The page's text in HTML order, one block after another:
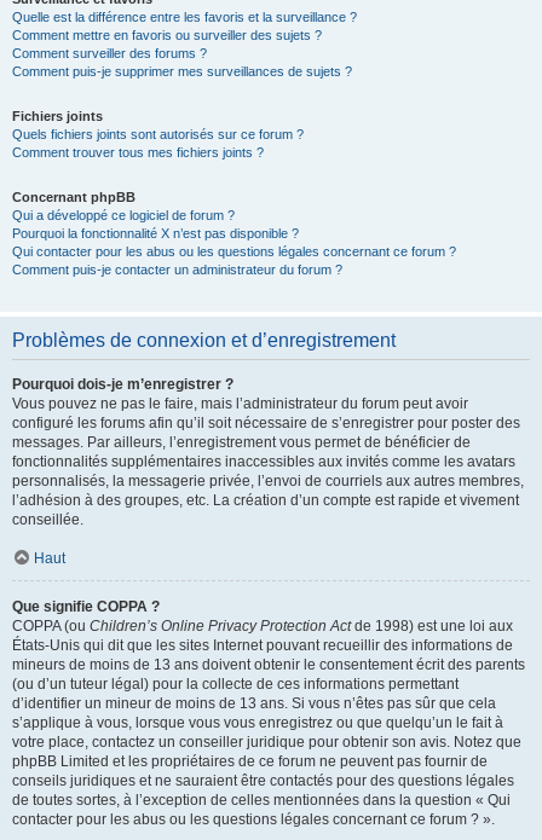
Quelle est la différence entre les favoris et la surveillance ?
Comment mettre en favoris ou surveiller des sujets ?
Comment surveiller des forums ?
Comment puis-je supprimer mes surveillances de sujets ?
Fichiers joints
Quels fichiers joints sont autorisés sur ce forum ?
Comment trouver tous mes fichiers joints ?
Concernant phpBB
Qui a développé ce logiciel de forum ?
Pourquoi la fonctionnalité X n’est pas disponible ?
Qui contacter pour les abus ou les questions légales concernant ce forum ?
Comment puis-je contacter un administrateur du forum ?
Problèmes de connexion et d’enregistrement
Pourquoi dois-je m’enregistrer ?
Vous pouvez ne pas le faire, mais l’administrateur du forum peut avoir
configuré les forums afin qu’il soit nécessaire de s’enregistrer pour poster des
messages. Par ailleurs, l’enregistrement vous permet de bénéficier de
fonctionnalités supplémentaires inaccessibles aux invités comme les avatars
personnalisés, la messagerie privée, l’envoi de courriels aux autres membres,
l’adhésion à des groupes, etc. La création d’un compte est rapide et vivement
conseillée.
Haut
Que signifie COPPA ?
COPPA (ou Children’s Online Privacy Protection Actde 1998) est une loi aux
États-Unis qui dit que les sites Internet pouvant recueillir des informations de
mineurs de moins de 13 ans doivent obtenir le consentement écrit des parents
(ou d’un tuteur légal) pour la collecte de ces informations permettant
d’identifier un mineur de moins de 13 ans. Si vous n’êtes pas sûr que cela
s’applique à vous, lorsque vous vous enregistrez ou que quelqu’un le fait à
votre place, contactez un conseiller juridique pour obtenir son avis. Notez que
phpBB Limited et les propriétaires de ce forum ne peuvent pas fournir de
conseils juridiques et ne sauraient être contactés pour des questions légales
de toutes sortes, à l’exception de celles mentionnées dans la question « Qui
contacter pour les abus ou les questions légales concernant ce forum ? ».